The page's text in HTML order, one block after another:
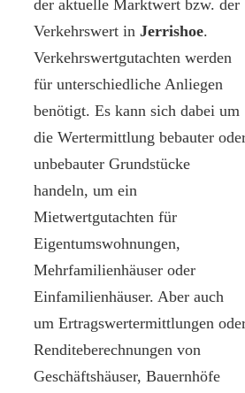
der aktuelle Marktwert bzw. der
Verkehrswert in Jerrishoe.
Verkehrswertgutachten werden
für unterschiedliche Anliegen
benötigt. Es kann sich dabei um
die Wertermittlung bebauter
unbebauter Grundstücke
handeln, um ein
Mietwertgutachten für
Eigentumswohnungen,
Mehrfamilienhäuser oder
Einfamilienhäuser. Aber auch
um Ertragswertermittlungen
Renditeberechnungen von
Geschäftshäuser, Bauernhöfe